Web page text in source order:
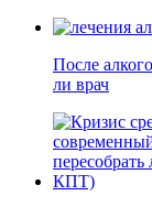
После
ли врач